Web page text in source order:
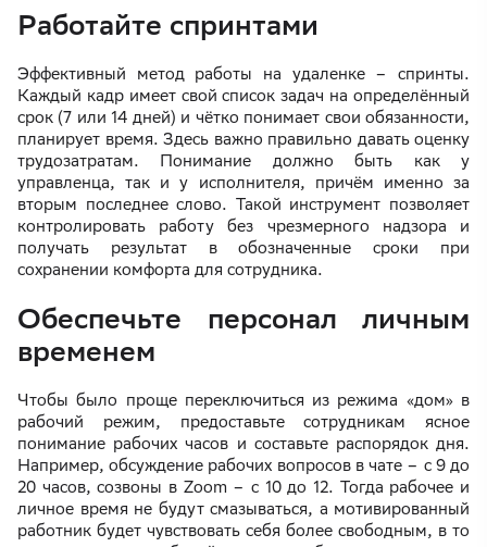
Работайте спринтами
Эффективный метод работы на удаленке – спринты.
Каждый кадр имеет свой список задач на определённый
срок (7 или 14 дней) и чётко понимает свои обязанности,
планирует время. Здесь важно правильно давать оценку
трудозатратам. Понимание должно быть как у
управленца, так и у исполнителя, причём именно за
вторым последнее слово. Такой инструмент позволяет
контролировать работу без чрезмерного надзора и
получать результат в обозначенные сроки при
сохранении комфорта для сотрудника.
Обеспечьте персонал личным
временем
Чтобы было проще переключиться из режима «дом» в
рабочий режим, предоставьте сотрудникам ясное
понимание рабочих часов и составьте распорядок дня.
Например, обсуждение рабочих вопросов в чате – с 9 до
20 часов, созвоны в Zoom – с 10 до 12. Тогда рабочее и
личное время не будут смазываться, а мотивированный
работник будет чувствовать себя более свободным, в то